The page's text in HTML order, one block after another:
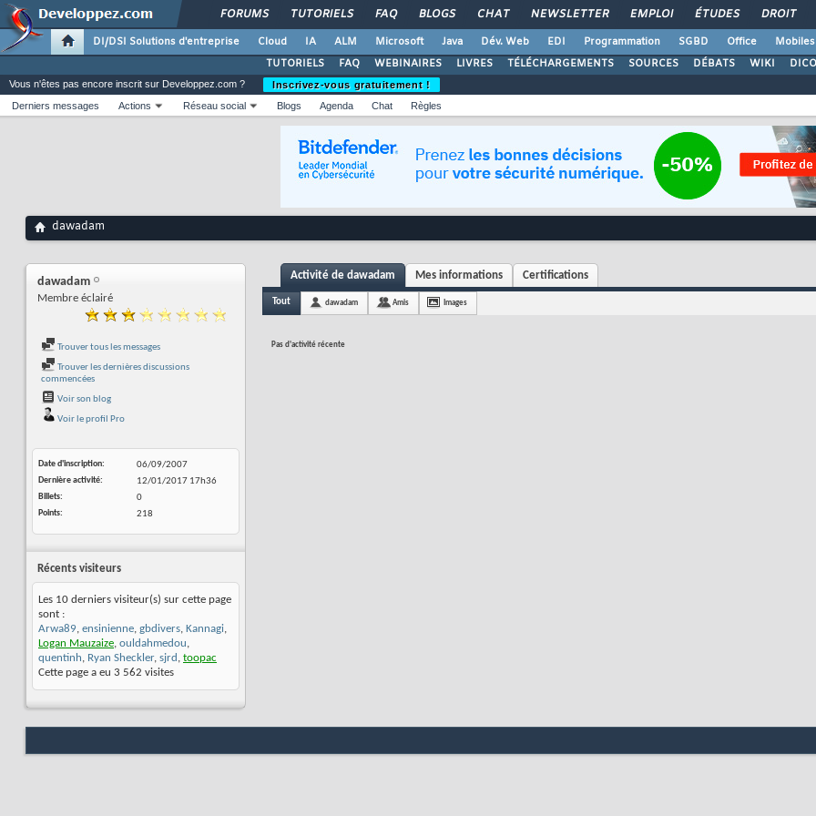
FORUMS TUTORIELS FAQ BLOGS CHAT NEWSLETTER EMPLOI ÉTUDES DROIT
DI/DSI Solutions d'entreprise Cloud IA ALM Microsoft Java Dév. Web EDI Programmation SGBD Office Mobiles
TUTORIELS
FAQ WEBINAIRES LIVRES TÉLÉCHARGEMENTS SOURCES DÉBATS WIKI DICO
Vous n'êtes pas encore inscrit sur Developpez.com ?
Inscrivez-vous gratuitement !
Derniers messages
Actions Réseau social Blogs Agenda Chat Règles
dawadam
dawadam
Membre éclairé
Trouver tous les messages
Trouver les dernières discussions
commencées
Voir son blog
Voir le profil Pro
Date d'inscription
06/09/2007
Dernière activité
12/01/2017 17h36
Billets
0
Points
218
Récents visiteurs
Les 10 derniers visiteur(s) sur cette page
sont :
Arwa89, ensinienne, gbdivers, Kannagi,
Logan Mauzaize, ouldahmedou,
quentinh, Ryan Sheckler, sjrd , toopac
Cette page a eu 3 562 visites
Activité de dawadam Mes informations Certifications
Tout dawadam Amis Images
Pas d'activité récente